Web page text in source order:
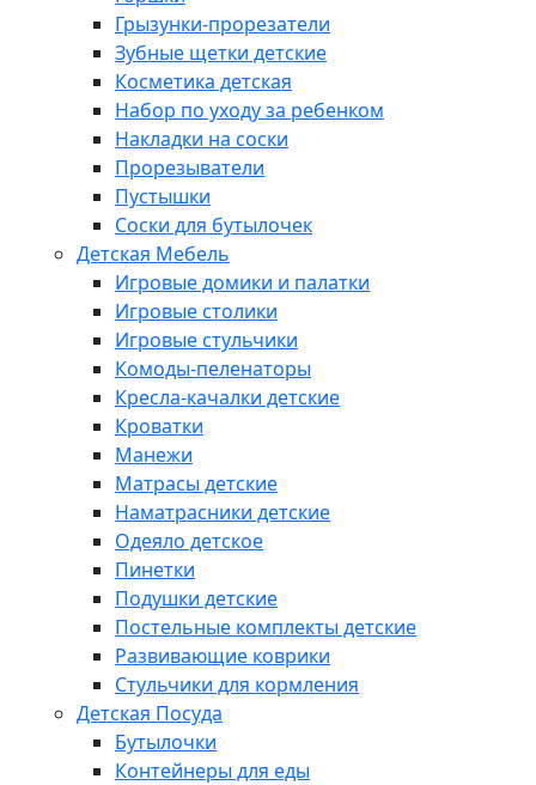
Грызунки-прорезатели
Зубные щетки детские
Косметика детская
Набор по уходу за ребенком
Накладки на соски
Прорезыватели
Пустышки
Соски для бутылочек
Детская Мебель
Игровые домики и палатки
Игровые столики
Игровые стульчики
Комоды-пеленаторы
Кресла-качалки детские
Кроватки
Манежи
Матрасы детские
Наматрасники детские
Одеяло детское
Пинетки
Подушки детские
Постельные комплекты детские
Развивающие коврики
Стульчики для кормления
Детская Посуда
Бутылочки
Контейнеры для еды